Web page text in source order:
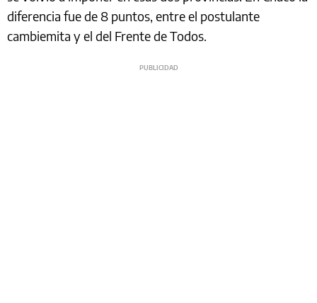
diferencia fue de 8 puntos, entre el postulante
cambiemita y el del Frente de Todos.